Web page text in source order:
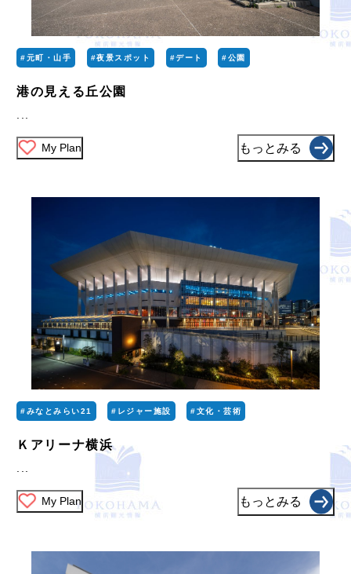
#元町・山手 #夜景スポット #デート #公園
港の見える丘公園
My Plan もっとみる
#みなとみらい21 #レジャー施設 #文化・芸術
Ｋアリーナ横浜
...
My Plan もっとみる